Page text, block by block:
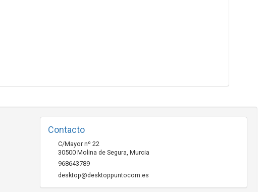
Contacto
C/Mayor nº 22
30500 Molina de Segura, Murcia
968643789
desktop@desktoppuntocom.es